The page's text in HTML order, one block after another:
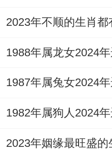
在流月变化上进入农
刑，火极而衰，需防
相害或子午冲，仍潜
对属猴人来讲本年父
尤忌熬夜伤阴，在趋